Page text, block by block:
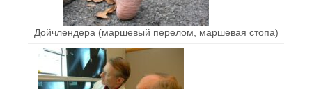
Дойчлендера (маршевый перелом, маршевая стопа)